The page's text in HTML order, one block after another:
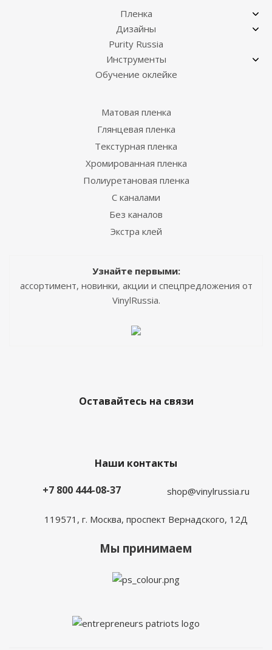
Пленка
Дизайны
Purity Russia
Инструменты
Обучение оклейке
Матовая пленка
Глянцевая пленка
Текстурная пленка
Хромированная пленка
Полиуретановая пленка
С каналами
Без каналов
Экстра клей
Узнайте первыми:
ассортимент, новинки, акции и спецпредложения от
VinylRussia.
Оставайтесь на связи
Наши контакты
+7 800 444-08-37
shop@vinylrussia.ru
119571, г. Москва, проспект Вернадского, 12Д
Мы принимаем